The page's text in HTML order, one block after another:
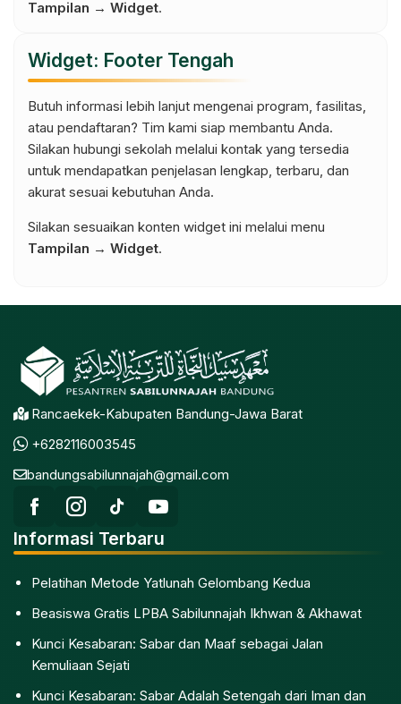
Tampilan → Widget.
Widget: Footer Tengah
Butuh informasi lebih lanjut mengenai program, fasilitas,
atau pendaftaran? Tim kami siap membantu Anda.
Silakan hubungi sekolah melalui kontak yang tersedia
untuk mendapatkan penjelasan lengkap, terbaru, dan
akurat sesuai kebutuhan Anda.
Silakan sesuaikan konten widget ini melalui menu
Tampilan → Widget.
Rancaekek-Kabupaten Bandung-Jawa Barat
+6282116003545
bandungsabilunnajah@gmail.com
Informasi Terbaru
Pelatihan Metode Yatlunah Gelombang Kedua
Beasiswa Gratis LPBA Sabilunnajah Ikhwan & Akhawat
Kunci Kesabaran: Sabar dan Maaf sebagai Jalan
Kemuliaan Sejati
Kunci Kesabaran: Sabar Adalah Setengah dari Iman dan